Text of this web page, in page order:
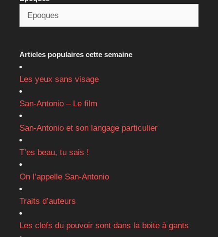
Articles populaires cette semaine
Les yeux sans visage
San-Antonio – Le film
San-Antonio et son langage particulier
T’es beau, tu sais !
On l’appelle San-Antonio
Traits d’auteurs
Les clefs du pouvoir sont dans la boite à gants